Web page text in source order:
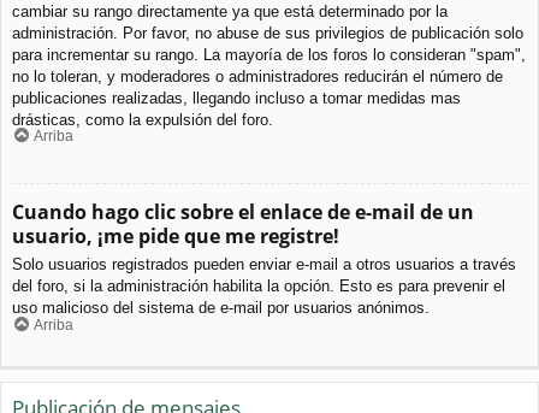
cambiar su rango directamente ya que está determinado por la
administración. Por favor, no abuse de sus privilegios de publicación solo
para incrementar su rango. La mayoría de los foros lo consideran "spam",
no lo toleran, y moderadores o administradores reducirán el número de
publicaciones realizadas, llegando incluso a tomar medidas mas
drásticas, como la expulsión del foro.
Arriba
Cuando hago clic sobre el enlace de e-mail de un
usuario, ¡me pide que me registre!
Solo usuarios registrados pueden enviar e-mail a otros usuarios a través
del foro, si la administración habilita la opción. Esto es para prevenir el
uso malicioso del sistema de e-mail por usuarios anónimos.
Arriba
Publicación de mensajes